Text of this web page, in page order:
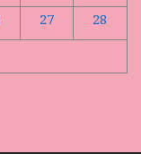
27
28